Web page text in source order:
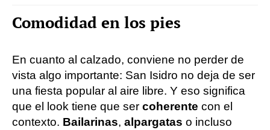
Comodidad en los pies
En cuanto al calzado, conviene no perder de
vista algo importante: San Isidro no deja de ser
una fiesta popular al aire libre. Y eso significa
que el look tiene que ser coherente con el
contexto. Bailarinas, alpargatas o incluso